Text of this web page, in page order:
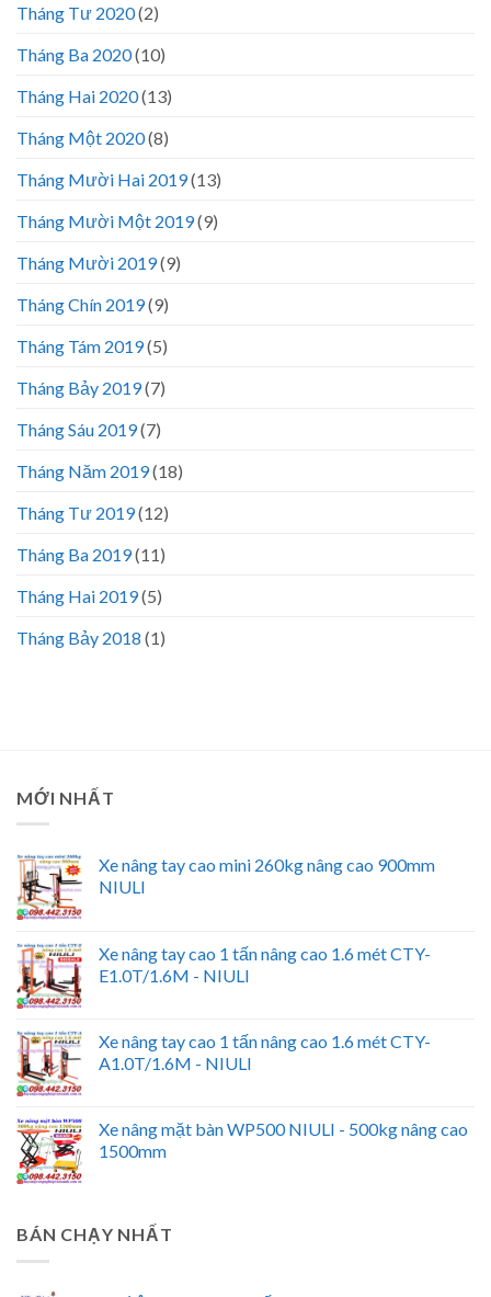
Tháng Tư 2020(2)
Tháng Ba 2020(10)
Tháng Hai 2020(13)
Tháng Một 2020(8)
Tháng Mười Hai 2019(13)
Tháng Mười Một 2019(9)
Tháng Mười 2019(9)
Tháng Chín 2019(9)
Tháng Tám 2019(5)
Tháng Bảy 2019(7)
Tháng Sáu 2019(7)
Tháng Năm 2019(18)
Tháng Tư 2019(12)
Tháng Ba 2019(11)
Tháng Hai 2019(5)
Tháng Bảy 2018 (1)
MỚI NHẤT
Xe nâng tay cao mini 260kg nâng cao 900mm
NIULI
Xe nâng tay cao 1 tấn nâng cao 1.6 mét CTY-
E1.0T/1.6M - NIULI
Xe nâng tay cao 1 tấn nâng cao 1.6 mét CTY-
A1.0T/1.6M - NIULI
Xe nâng mặt bàn WP500 NIULI - 500kg nâng cao
1500mm
BÁN CHẠY NHẤT